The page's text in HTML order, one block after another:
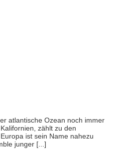
atlantische Ozean noch immer
zählt zu den
ist sein Name nahezu
junger [...]